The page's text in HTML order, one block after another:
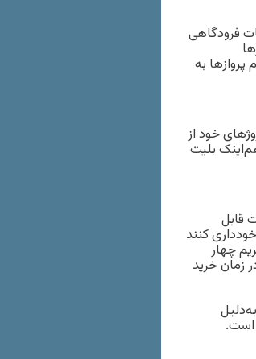
فرودگاهی
پروازها به
خود از
بلیت
قابل
کنند
چهار
زمان خرید